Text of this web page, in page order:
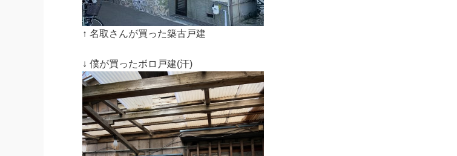
↑ 名取さんが買った築古戸建
↓ 僕が買ったボロ戸建(汗)